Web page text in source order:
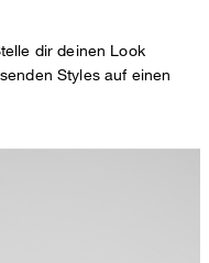
dir deinen Look
Styles auf einen